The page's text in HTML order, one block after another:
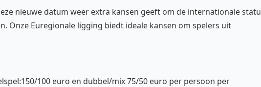
nieuwe datum weer extra kansen geeft om de internationale
Onze Euregionale ligging biedt ideale kansen om spelers uit
100 euro en dubbel/mix 75/50 euro per persoon per